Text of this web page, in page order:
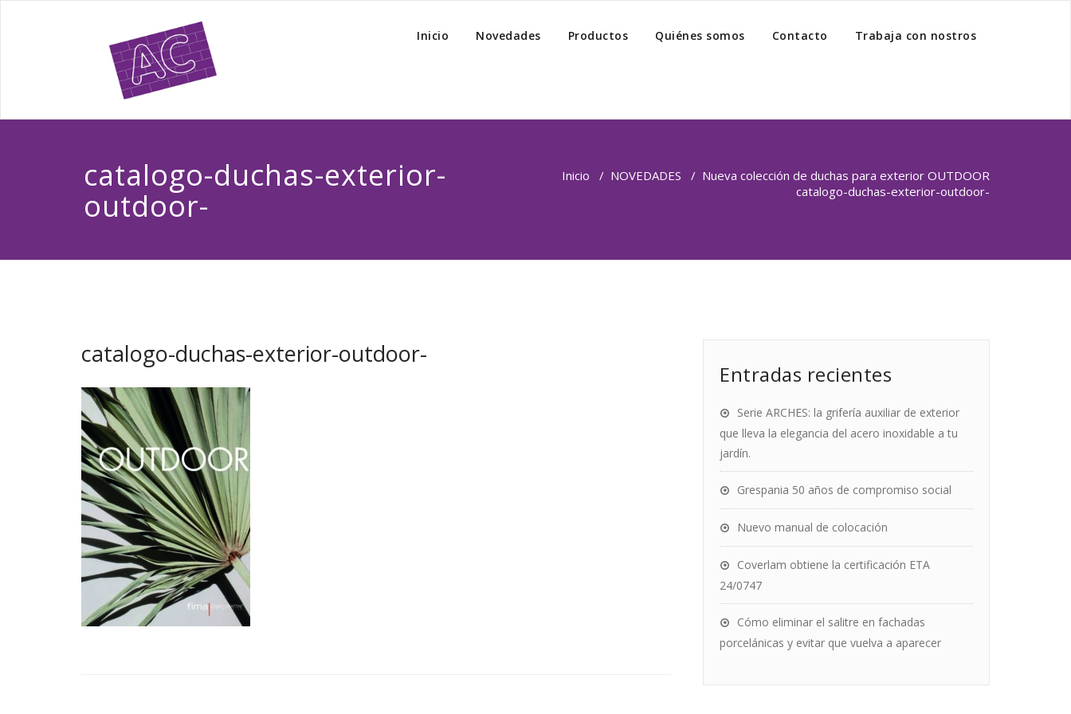
Inicio Novedades Productos Quiénes somos Contacto Trabaja con nostros
catalogo-duchas-exterior-
outdoor-
Inicio / NOVEDADES / Nueva colección de duchas para exterior OUTDOOR
catalogo-duchas-exterior-outdoor-
catalogo-duchas-exterior-outdoor-
Entradas recientes
Serie ARCHES: la grifería auxiliar de exterior
que lleva la elegancia del acero inoxidable a tu
jardín.
Grespania 50 años de compromiso social
Nuevo manual de colocación
Coverlam obtiene la certificación ETA
24/0747
Cómo eliminar el salitre en fachadas
porcelánicas y evitar que vuelva a aparecer